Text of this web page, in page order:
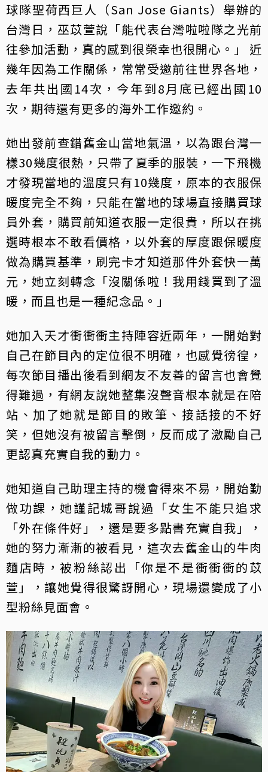
球隊聖荷西巨人（San Jose Giants）舉辦的
台灣日，巫苡萱說「能代表台灣啦啦隊之光前
往參加活動，真的感到很榮幸也很開心。」 近
幾年因為工作關係，常常受邀前往世界各地，
去年共出國14次，今年到8月底已經出國10
次，期待還有更多的海外工作邀約。
她出發前查錯舊金山當地氣溫，以為跟台灣一
樣30幾度很熱，只帶了夏季的服裝，一下飛機
才發現當地的溫度只有10幾度，原本的衣服保
暖度完全不夠，只能在當地的球場直接購買球
員外套，購買前知道衣服一定很貴，所以在挑
選時根本不敢看價格，以外套的厚度跟保暖度
做為購買基準，刷完卡才知道那件外套快一萬
元，她立刻轉念「沒關係啦！我用錢買到了溫
暖，而且也是一種紀念品。」
她加入天才衝衝衝主持陣容近兩年，一開始對
自己在節目內的定位很不明確，也感覺徬徨，
每次節目播出後看到網友不友善的留言也會覺
得難過，有網友說她整集沒聲音根本就是在陪
站、加了她就是節目的敗筆、接話接的不好
笑，但她沒有被留言擊倒，反而成了激勵自己
更認真充實自我的動力。
她知道自己助理主持的機會得來不易，開始勤
做功課，她謹記城哥說過「女生不能只追求
「外在條件好」，還是要多點書充實自我」，
她的努力漸漸的被看見，這次去舊金山的牛肉
麵店時，被粉絲認出「你是不是衝衝衝的苡
萱」，讓她覺得很驚訝開心，現場還變成了小
型粉絲見面會。